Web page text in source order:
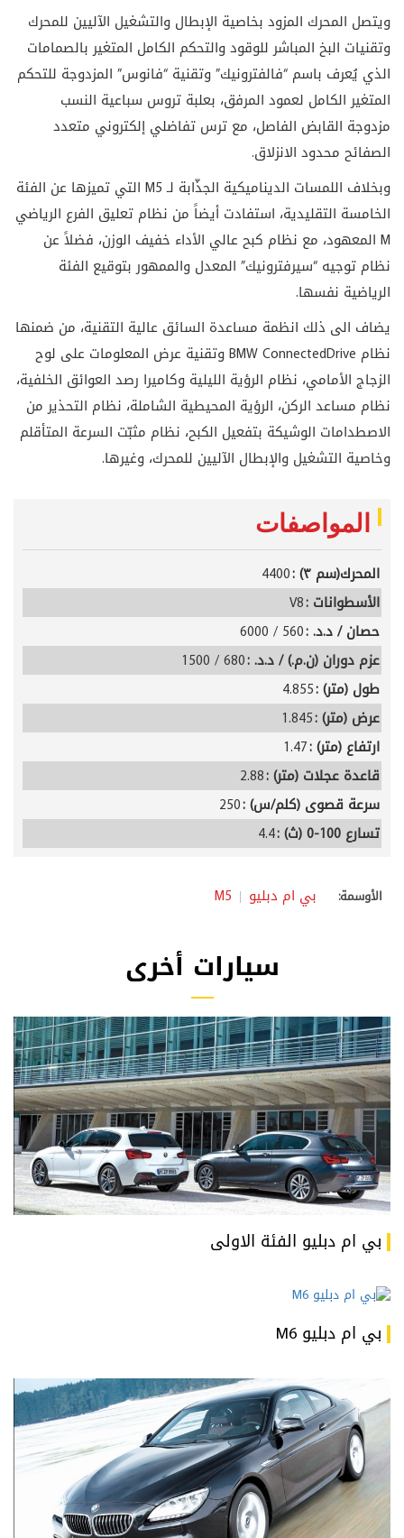
ويتصل المحرك المزود بخاصية الإبطال والتشغيل الآليين للمحرك
وتقنيات البخ المباشر للوقود والتحكم الكامل المتغير بالصمامات
الذي يُعرف باسم “فالفترونيك” وتقنية “فانوس” المزدوجة للتحكم
المتغير الكامل لعمود المرفق، بعلبة تروس سباعية النسب
مزدوجة القابض الفاصل، مع ترس تفاضلي إلكتروني متعدد
الصفائح محدود الانزلاق.
وبخلاف اللمسات الديناميكية الجذّابة لـ M5 التي تميزها عن الفئة
الخامسة التقليدية، استفادت أيضاً من نظام تعليق الفرع الرياضي
M المعهود، مع نظام كبح عالي الأداء خفيف الوزن، فضلاً عن
نظام توجيه “سيرفترونيك” المعدل والممهور بتوقيع الفئة
الرياضية نفسها.
يضاف الى ذلك انظمة مساعدة السائق عالية التقنية، من ضمنها
نظام BMW ConnectedDrive وتقنية عرض المعلومات على لوح
الزجاج الأمامي، نظام الرؤية الليلية وكاميرا رصد العوائق الخلفية،
نظام مساعد الركن، الرؤية المحيطية الشاملة، نظام التحذير من
الاصطدامات الوشيكة بتفعيل الكبح، نظام مثبّت السرعة المتأقلم
وخاصية التشغيل والإبطال الآليين للمحرك، وغيرها.
المواصفات
المحرك(سم ٣) :
4400
الأسطوانات :V8
حصان / د.د. :560 / 6000
عزم دوران (ن.م.) / د.د. :680 / 1500
طول (متر) :4.855
عرض (متر) :1.845
ارتفاع (متر) :1.47
قاعدة عجلات (متر) :2.88
سرعة قصوى (كلم/س) :250
تسارع 100-0 (ث) :
4.4
الأوسمة: بي ام دبليو M5
سيارات أخرى
بي ام دبليو الفئة الاولى
بي ام دبليو M6